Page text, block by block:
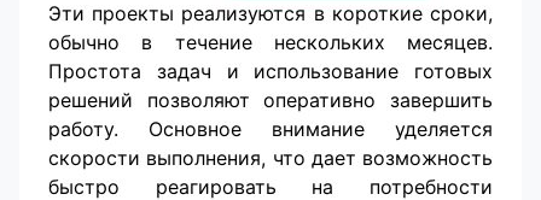
Эти проекты реализуются в короткие сроки,
обычно в течение нескольких месяцев.
Простота задач и использование готовых
решений позволяют оперативно завершить
работу. Основное внимание уделяется
скорости выполнения, что дает возможность
быстро реагировать на потребности